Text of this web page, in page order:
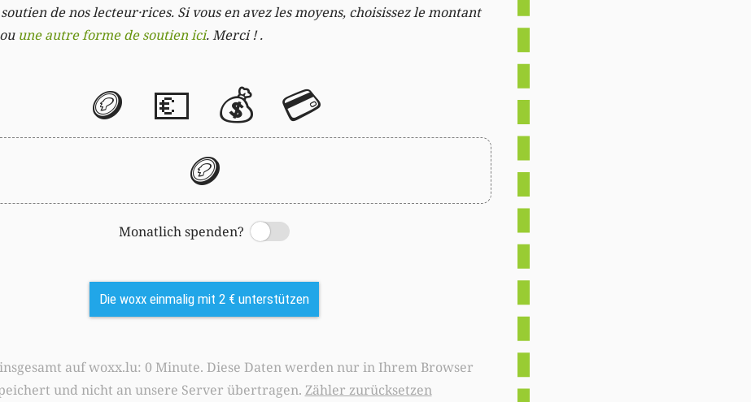
de nos lecteur·rices. Si vous en avez les moyens, choisissez le montant
une autre forme de soutien ici. Merci ! .
🪙 💶 💰 💳
🪙
Monatlich spenden?
Switch
Die woxx einmalig mit 2 € unterstützen
0 Minute. Diese Daten werden nur in Ihrem Browser
und nicht an unsere Server übertragen. Zähler zurücksetzen